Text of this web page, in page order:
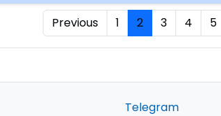
Previous
1 2 3 4 5
Telegram